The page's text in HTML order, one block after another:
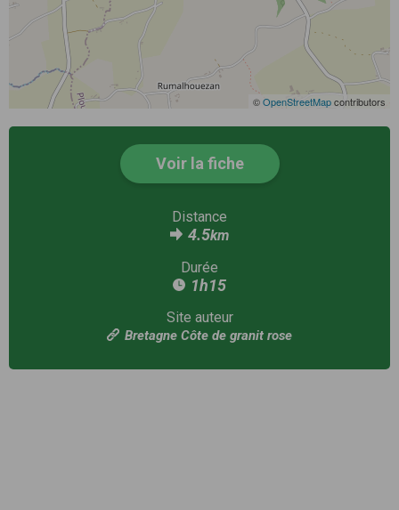
©OpenStreetMapcontributors
Voir la fiche
Distance
4.5km
Durée
1h15
Site auteur
Bretagne Côte de granit rose